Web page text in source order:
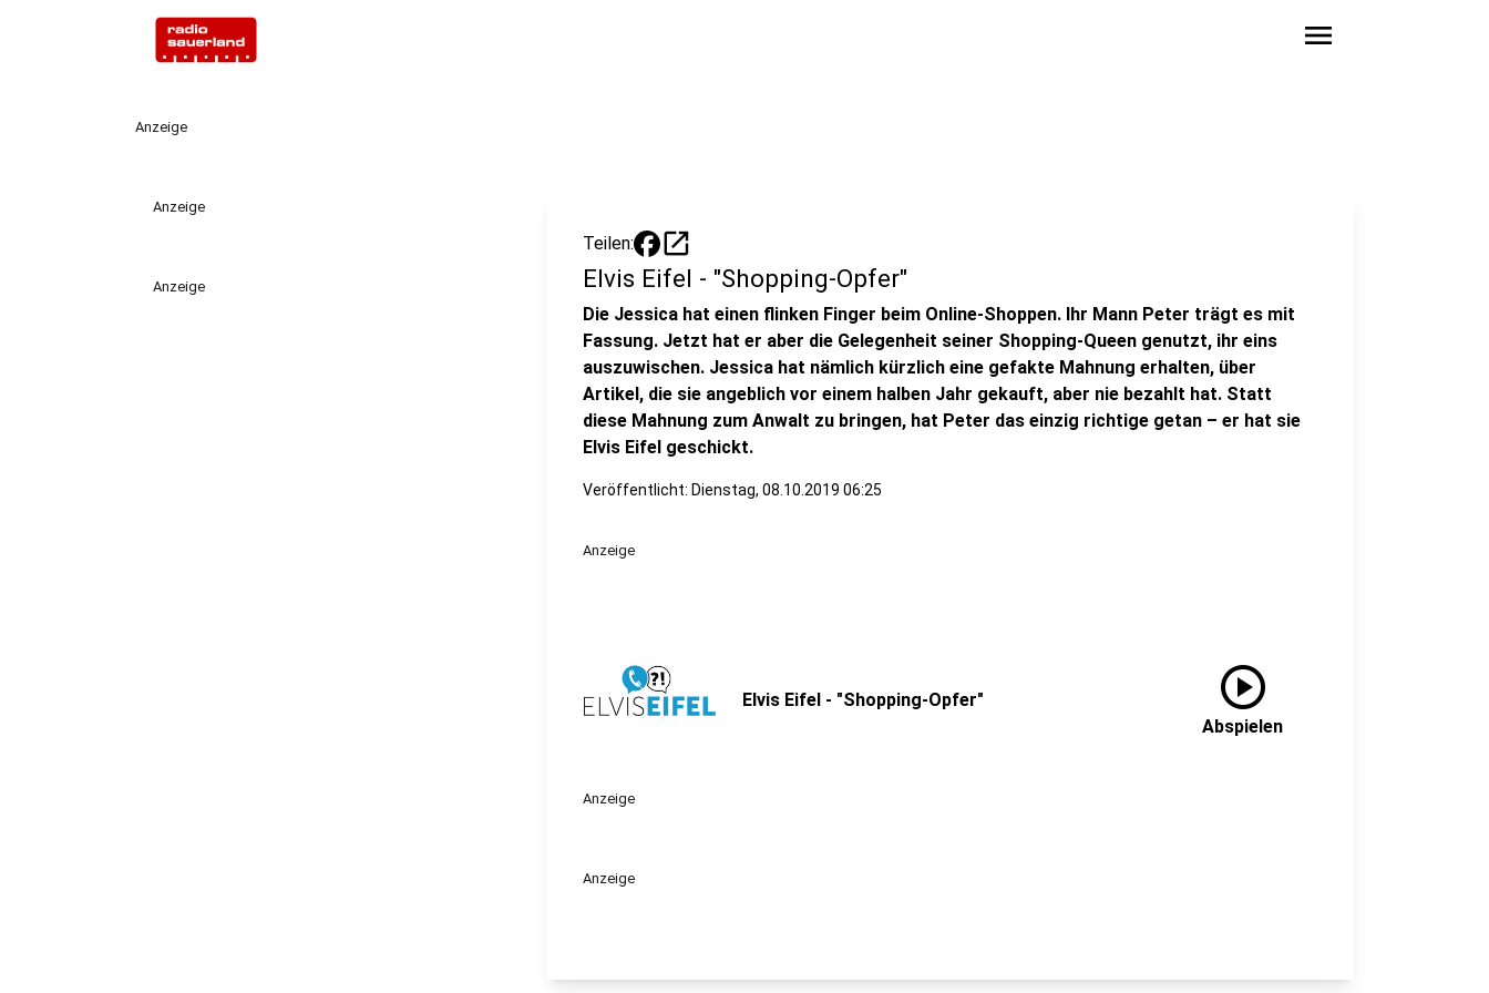
menu
Anzeige
Anzeige
Anzeige
Teilen: open_in_new
Elvis Eifel - "Shopping-Opfer"
Die Jessica hat einen flinken Finger beim Online-Shoppen. Ihr Mann Peter trägt es mit
Fassung. Jetzt hat er aber die Gelegenheit seiner Shopping-Queen genutzt, ihr eins
auszuwischen. Jessica hat nämlich kürzlich eine gefakte Mahnung erhalten, über
Artikel, die sie angeblich vor einem halben Jahr gekauft, aber nie bezahlt hat. Statt
diese Mahnung zum Anwalt zu bringen, hat Peter das einzig richtige getan – er hat sie
Elvis Eifel geschickt.
Veröffentlicht: Dienstag, 08.10.2019 06:25
Anzeige
Elvis Eifel - "Shopping-Opfer" play_circle
Abspielen
Anzeige
Anzeige